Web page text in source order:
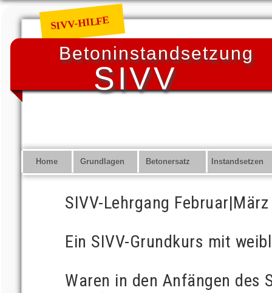
Betoninstandsetzung
SIVV
Home Grundlagen Betonersatz Instandsetzen
SIVV-HILFE
SIVV-Lehrgang
Ein SIVV-Grundkurs mit
Waren in den Anfängen des